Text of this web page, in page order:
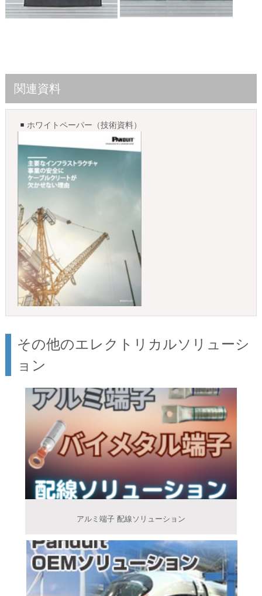
関連資料
ホワイトペーパー（技術資料）
その他のエレクトリカルソリューシ
ョン
アルミ端子 配線ソリューション